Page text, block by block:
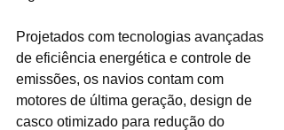
Projetados com tecnologias avançadas
de eficiência energética e controle de
emissões, os navios contam com
motores de última geração, design de
casco otimizado para redução do